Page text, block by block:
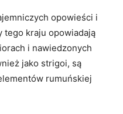
opowieści i⁣
tego kraju opowiadają
i⁤ nawiedzonych
jako strigoi, są
rumuńskiej